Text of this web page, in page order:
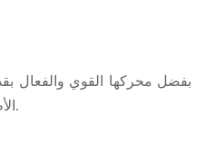
الأطعمة بسرعة وسهولة، مما يقلل من وقت المعالجة ويتحمل الاستخدام المستمر.